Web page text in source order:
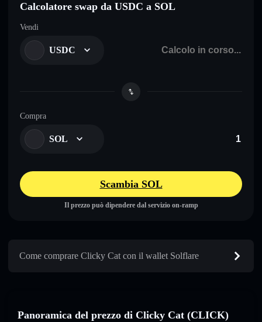
Calcolatore swap da USDC a SOL
Vendi
USDC
Compra
SOL
Scambia SOL
Il prezzo può dipendere dal servizio on-ramp
Come comprare Clicky Cat con il wallet Solflare
Panoramica del prezzo di Clicky Cat (CLICK)